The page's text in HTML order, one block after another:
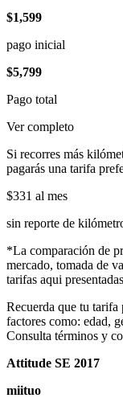
$1,599
pago inicial
$5,799
Pago total
Ver completo
Si recorres más
pagarás una tarifa
$331 al mes
sin reporte de
*La comparación de
mercado, tomada de
tarifas aqui
Recuerda que tu tarifa
factores como: edad,
Consulta términos y
Attitude SE 2017
miituo